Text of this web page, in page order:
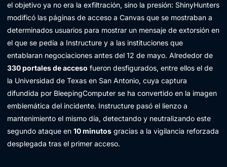
el objetivo ya no era la exfiltración, sino la presión: ShinyHunters
modificó las páginas de acceso a Canvas que se mostraban a
determinados usuarios para mostrar un mensaje de extorsión en
el que se pedía a Instructure y a las instituciones que
entablaran negociaciones antes del 12 de mayo. Alrededor de
330 portales de acceso fueron desfigurados, entre ellos el de
la Universidad de Texas en San Antonio, cuya captura
difundida por BleepingComputer se ha convertido en la imagen
emblemática del incidente. Instructure pasó el lienzo a
mantenimiento el mismo día, detectando y neutralizando este
segundo ataque en 10 minutos gracias a la vigilancia reforzada
desplegada tras el primer acceso.